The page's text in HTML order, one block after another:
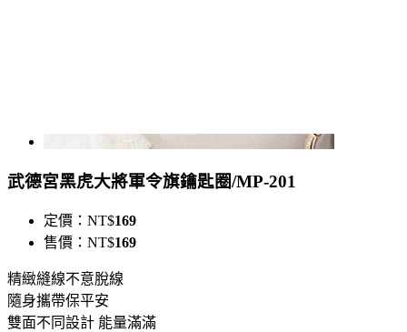
武德宮黑虎大將軍令旗鑰匙圈/MP-201
定價： NT$169
售價： NT$169
精緻縫線不意脫線
隨身攜帶保平安
雙面不同設計 能量滿滿